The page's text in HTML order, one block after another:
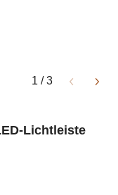
1 / 3
Lichtleiste